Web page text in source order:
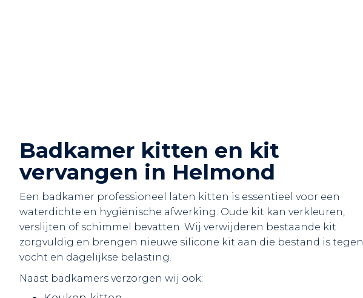
Badkamer kitten en kit
vervangen in Helmond
Een badkamer professioneel laten kitten is essentieel voor een
waterdichte en hygiënische afwerking. Oude kit kan verkleuren,
verslijten of schimmel bevatten. Wij verwijderen bestaande kit
zorgvuldig en brengen nieuwe silicone kit aan die bestand is tegen
vocht en dagelijkse belasting.
Naast badkamers verzorgen wij ook: